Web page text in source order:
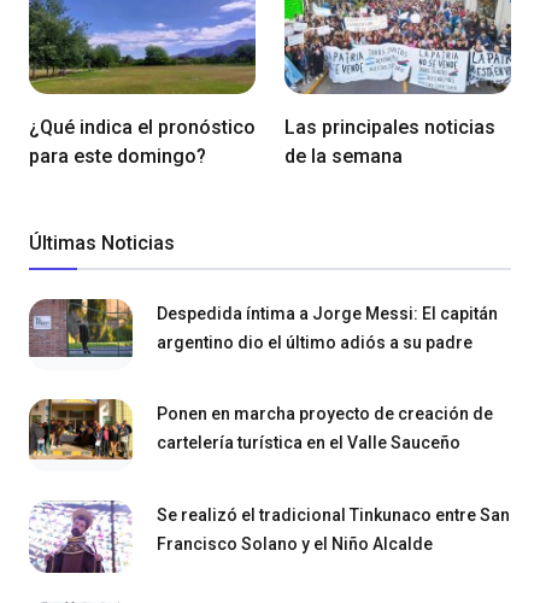
¿Qué indica el pronóstico
para este domingo?
Las principales noticias
de la semana
Últimas Noticias
Despedida íntima a Jorge Messi: El capitán
argentino dio el último adiós a su padre
Ponen en marcha proyecto de creación de
cartelería turística en el Valle Sauceño
Se realizó el tradicional Tinkunaco entre San
Francisco Solano y el Niño Alcalde